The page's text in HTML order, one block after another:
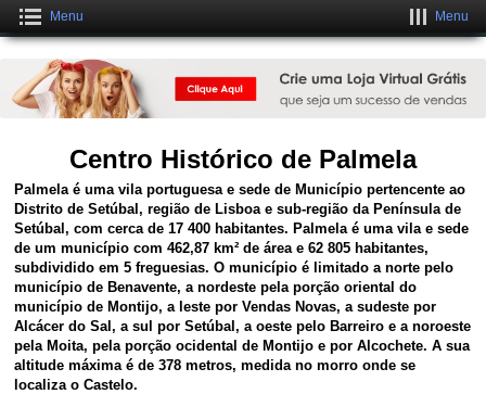
Menu Menu
Centro Histórico de Palmela
Palmelaé uma vila portuguesa e sede de Município pertencente ao
Distrito de Setúbal, região de Lisboa e sub-região da Península de
Setúbal, com cerca de 17 400 habitantes. Palmela é uma vila e sede
de um município com 462,87 km² de área e62 805 habitantes,
subdividido em 5 freguesias. O município é limitado a norte pelo
município de Benavente, a nordeste pela porção oriental do
município de Montijo, a leste por Vendas Novas, a sudeste por
Alcácer do Sal, a sul por Setúbal, a oeste pelo Barreiro e a noroeste
pela Moita, pela porção ocidental de Montijo e por Alcochete. A sua
altitude máxima é de 378 metros, medida no morro onde se
localiza o Castelo.
Crie uma Loja Online Grátis